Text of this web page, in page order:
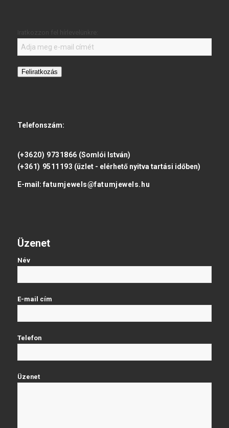
Feliratkozás
Telefonszám:
(+3620) 9731866 (Somlói István)
(+361) 9511193 (üzlet - elérhető nyitva tartási időben)
E-mail: fatumjewels@fatumjewels.hu
Üzenet
Név
E-mail cím
Telefon
Üzenet